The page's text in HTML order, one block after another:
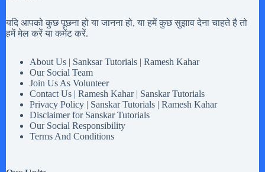
यदि आपको कुछ पूछना हो या जानना हो, या हमें कुछ सुझाव देना चाहते है तो
हमें मेल करें या कमेंट करें.
About Us | Sanksar Tutorials | Ramesh Kahar
Our Social Team
Join Us As Volunteer
Contact Us | Ramesh Kahar | Sanskar Tutorials
Privacy Policy | Sanskar Tutorials | Ramesh Kahar
Disclaimer for Sanskar Tutorials
Our Social Responsibility
Terms And Conditions